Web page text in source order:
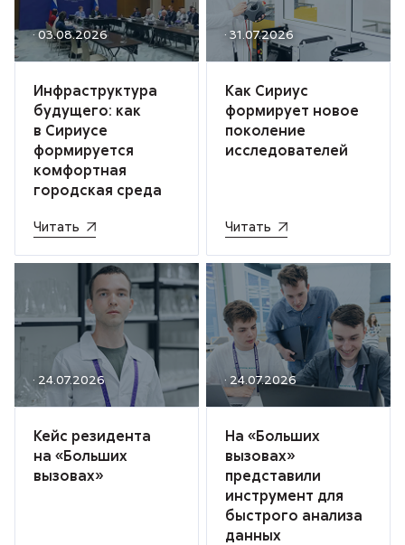
· 03.08.2026
Инфраструктура
будущего: как
в Сириусе
формируется
комфортная
городская среда
Читать
· 31.07.2026
Как Сириус
формирует новое
поколение
исследователей
Читать
· 24.07.2026
Кейс резидента
на «Больших
вызовах»
· 24.07.2026
На «Больших
вызовах»
представили
инструмент для
быстрого анализа
данных